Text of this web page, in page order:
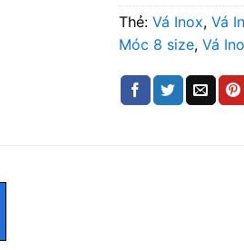
Thẻ:Vá Inox,Vá
Móc 8 size,Vá